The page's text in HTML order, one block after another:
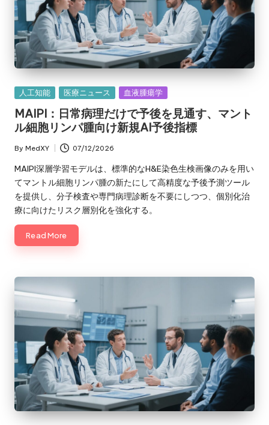
Posted
人工知能 医療ニュース 血液腫瘍学
MAIPI：日常病理だけで予後を見通す、マント
ル細胞リンパ腫向け新規AI予後指標
Posted
by
By MedXY 07/12/2026
MAIPI深層学習モデルは、標準的なH&E染色生検画像のみを用い
てマントル細胞リンパ腫の新たにして高精度な予後予測ツール
を提供し、分子検査や専門病理診断を不要にしつつ、個別化治
療に向けたリスク層別化を強化する。
Read More